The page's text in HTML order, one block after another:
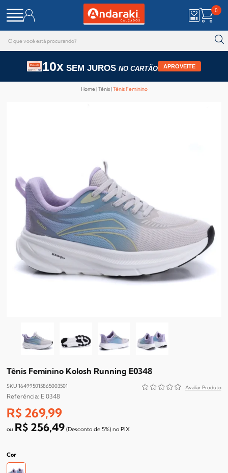
0
10x SEM JUROS NO CARTÃO APROVEITE
Home Tênis Tênis Feminino
Tênis Feminino Kolosh Running E0348
SKU 164995015865003501
E 0348
R$ 269,99
R$ 256,49 (Desconto de 5%) no PIX
Cor